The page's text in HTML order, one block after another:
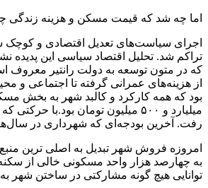
اما چه شد که قیمت مسکن و هزینه زندگی
تراکم شد. تحلیل اقتصاد سیاسی این پدیده
رفت. آخرین بودجه‌ای که شهرداری در سال‌های ۱۳۷۵ و ۱۳۷۶ داشت نزدیک به ۲۵۰ میلیارد
امروزه فروش شهر تبدیل به اصلی ترین
توانایی هیچ گونه مشارکتی در ساختن شهر